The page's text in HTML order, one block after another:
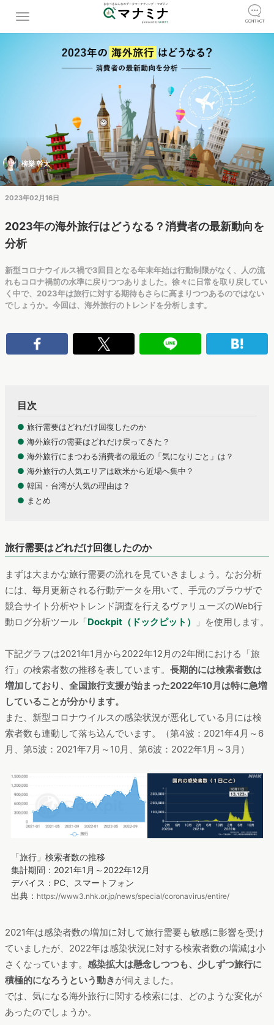
柳樂 幹太
2023年02月16日
2023年の海外旅行はどうなる？消費者の最新動向を
分析
新型コロナウイルス禍で3回目となる年末年始は行動制限がなく、人の流
れもコロナ禍前の水準に戻りつつありました。徐々に日常を取り戻してい
く中で、2023年は旅行に対する期待もさらに高まりつつあるのではない
でしょうか。今回は、海外旅行のトレンドを分析します。
目次
● 旅行需要はどれだけ回復したのか
● 海外旅行の需要はどれだけ戻ってきた？
● 海外旅行にまつわる消費者の最近の「気になりごと」は？
● 海外旅行の人気エリアは欧米から近場へ集中？
● 韓国・台湾が人気の理由は？
● まとめ
旅行需要はどれだけ回復したのか
まずは大まかな旅行需要の流れを見ていきましょう。なお分析
には、毎月更新される行動データを用いて、手元のブラウザで
競合サイト分析やトレンド調査を行えるヴァリューズのWeb行
動ログ分析ツール「Dockpit（ドックピット） 」を使用します。
下記グラフは2021年1月から2022年12月の2年間における「旅
行」の検索者数の推移を表しています。 長期的には検索者数は
増加しており、全国旅行支援が始まった2022年10月は特に急増
していることが分かります。
また、新型コロナウイルスの感染状況が悪化している月には検
索者数も連動して落ち込んでいます。（第4波：2021年4月～6
月、第5波：2021年7月～10月、第6波：2022年1月～3月）
「旅行」検索者数の推移
集計期間：2021年1月～2022年12月
デバイス：PC、スマートフォン
出典： https://www3.nhk.or.jp/news/special/coronavirus/entire/
2021年は感染者数の増加に対して旅行需要も敏感に影響を受け
ていましたが、2022年は感染状況に対する検索者数の増減は小
さくなっています。 感染拡大は懸念しつつも、少しずつ旅行に
積極的になろうという動きが伺えました。
では、気になる海外旅行に関する検索には、どのような変化が
あったのでしょうか。